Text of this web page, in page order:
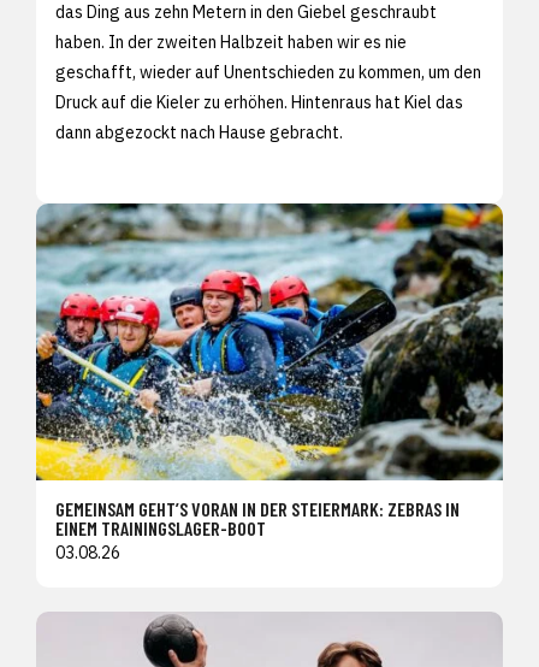
das Ding aus zehn Metern in den Giebel geschraubt
haben. In der zweiten Halbzeit haben wir es nie
geschafft, wieder auf Unentschieden zu kommen, um den
Druck auf die Kieler zu erhöhen. Hintenraus hat Kiel das
dann abgezockt nach Hause gebracht.
GEMEINSAM GEHT’S VORAN IN DER STEIERMARK: ZEBRAS IN
EINEM TRAININGSLAGER-BOOT
03.08.26